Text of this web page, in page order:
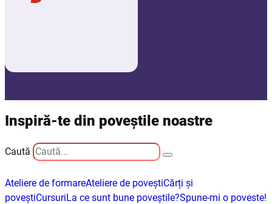
Inspiră-te din poveștile noastre
Caută
Ateliere de formareAteliere de poveștiCărți și
poveștiCursuriLa ce sunt bune poveștile?Spune-mi o poveste!